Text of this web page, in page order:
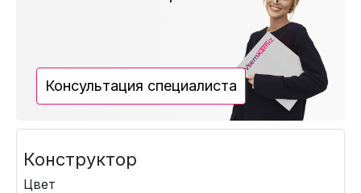
Консультация специалиста
Конструктор
Цвет